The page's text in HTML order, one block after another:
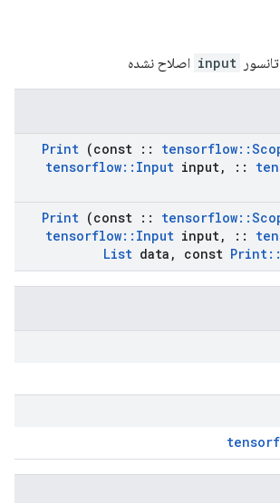
input اصلاح نشده
Print (const :: tensorflow::
tensorflow:: Input input, ::
Print (const :: tensorflow::
tensorflow:: Input input, ::
List data , const Print::